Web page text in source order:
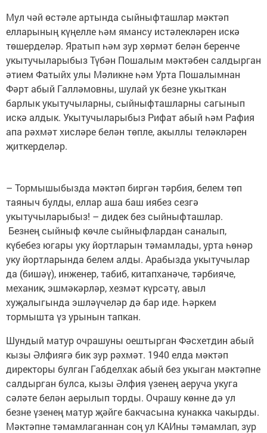
Мул чәй өстәле артында сыйныфташлар мәктәп
елларының күңелле һәм ямансу истәлекләрен искә
төшерделәр. Яратып һәм зур хөрмәт белән беренче
укытучыларыбыз Түбән Пошалым мәктәбен салдырган
әтием Фатыйх улы Мәликне һәм Урта Пошалымнан
Фәрт абый Галләмовны, шулай ук безне укыткан
барлык укытучыларны, сыйныфташларны сагынып
искә алдык. Укытучыларыбыз Рифат абый һәм Рафия
апа рәхмәт хисләре белән төпле, акыллы теләкләрен
җиткерделәр.
– Тормышыбызда мәктәп биргән тәрбия, белем төп
таяныч булды, еллар аша баш иябез сезгә
укытучыларыбыз! – дидек без сыйныфташлар.
Безнең сыйныф көчле сыйныфлардан саналып,
күбебез югары уку йортларын тәмамлады, урта һөнәр
уку йортларында белем алды. Арабызда укытучылар
да (бишәү), инженер, табиб, китапханәче, тәрбияче,
механик, эшмәкәрләр, хезмәт күрсәтү, авыл
хуҗалыгында эшләүчеләр дә бар иде. Һәркем
тормышта үз урынын тапкан.
Шундый матур очрашуны оештырган Фәсхетдин абый
кызы Әлфиягә бик зур рәхмәт. 1940 елда мәктәп
директоры булган Габделхак абый без укыган мәктәпне
салдырган булса, кызы Әлфия үзенең аеруча укуга
сәләте белән аерылып торды. Очрашу көнне дә ул
безне үзенең матур җәйге бакчасына кунакка чакырды.
Мәктәпне тәмамлаганнан соң ул КАИны тәмамлап, зур